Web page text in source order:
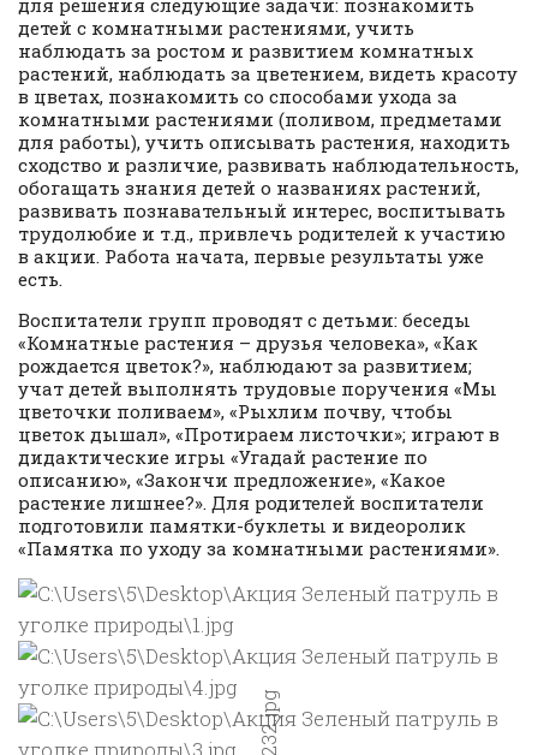
для решения следующие задачи: познакомить
детей с комнатными растениями, учить
наблюдать за ростом и развитием комнатных
растений, наблюдать за цветением, видеть красоту
в цветах, познакомить со способами ухода за
комнатными растениями (поливом, предметами
для работы), учить описывать растения, находить
сходство и различие, развивать наблюдательность,
обогащать знания детей о названиях растений,
развивать познавательный интерес, воспитывать
трудолюбие и т.д., привлечь родителей к участию
в акции. Работа начата, первые результаты уже
есть.
Воспитатели групп проводят с детьми: беседы
«Комнатные растения – друзья человека», «Как
рождается цветок?», наблюдают за развитием;
учат детей выполнять трудовые поручения «Мы
цветочки поливаем», «Рыхлим почву, чтобы
цветок дышал», «Протираем листочки»; играют в
дидактические игры «Угадай растение по
описанию», «Закончи предложение», «Какое
растение лишнее?». Для родителей воспитатели
подготовили памятки-буклеты и видеоролик
«Памятка по уходу за комнатными растениями».